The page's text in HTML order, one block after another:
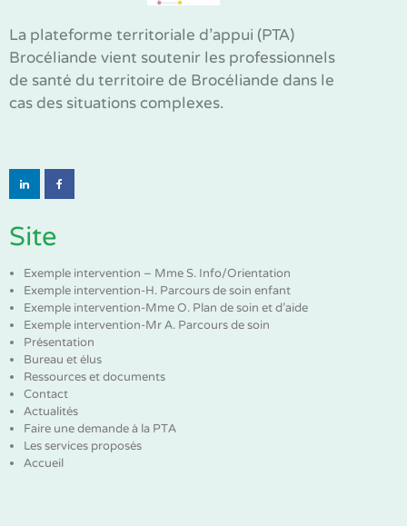
La plateforme territoriale d’appui (PTA)
Brocéliande vient soutenir les professionnels
de santé du territoire de Brocéliande dans le
cas des situations complexes.
Site
Exemple intervention – Mme S. Info/Orientation
Exemple intervention-H. Parcours de soin enfant
Exemple intervention-Mme O. Plan de soin et d’aide
Exemple intervention-Mr A. Parcours de soin
Présentation
Bureau et élus
Ressources et documents
Contact
Actualités
Faire une demande à la PTA
Les services proposés
Accueil